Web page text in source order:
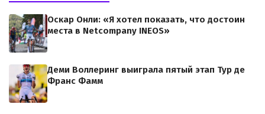
Оскар Онли: «Я хотел показать, что достоин
места в Netcompany INEOS»
Деми Воллеринг выиграла пятый этап Тур де
Франс Фамм